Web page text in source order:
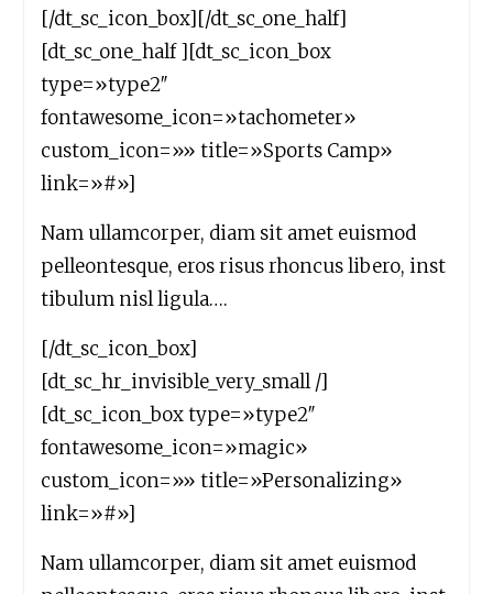
[/dt_sc_icon_box][/dt_sc_one_half]
[dt_sc_one_half ][dt_sc_icon_box
type=»type2″
fontawesome_icon=»tachometer»
custom_icon=»» title=»Sports Camp»
link=»#»]
Nam ullamcorper, diam sit amet euismod
pelleontesque, eros risus rhoncus libero, inst
tibulum nisl ligula….
[/dt_sc_icon_box]
[dt_sc_hr_invisible_very_small /]
[dt_sc_icon_box type=»type2″
fontawesome_icon=»magic»
custom_icon=»» title=»Personalizing»
link=»#»]
Nam ullamcorper, diam sit amet euismod